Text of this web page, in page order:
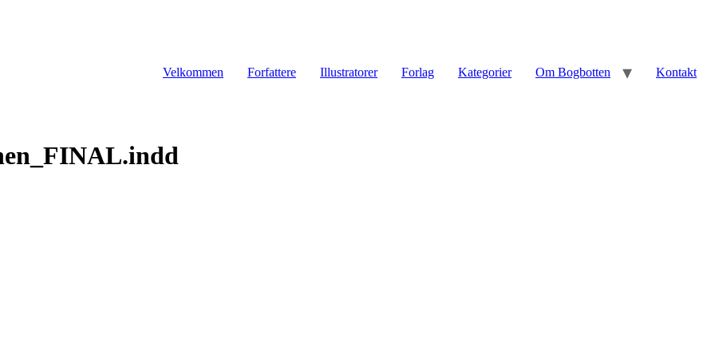
Velkommen Forfattere Illustratorer Forlag Kategorier Om Bogbotten Kontakt